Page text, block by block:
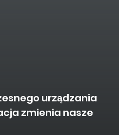
urządzania
zmienia nasze